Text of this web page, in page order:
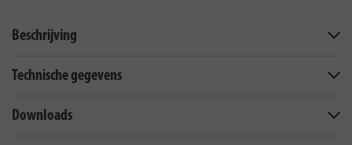
Beschrijving
Technische gegevens
Downloads